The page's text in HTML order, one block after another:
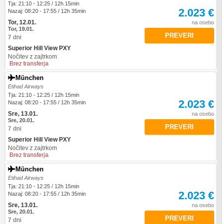
Tja: 21:10 - 12:25 / 12h 15min
Nazaj: 08:20 - 17:55 / 12h 35min
Tor, 12.01.
Tor, 19.01.
7 dni
Superior Hill View PXY
Nočitev z zajtrkom
Brez transferja
2.023 €
na osebo
PREVERI
München
Etihad Airways
Tja: 21:10 - 12:25 / 12h 15min
Nazaj: 08:20 - 17:55 / 12h 35min
Sre, 13.01.
Sre, 20.01.
7 dni
Superior Hill View PXY
Nočitev z zajtrkom
Brez transferja
2.023 €
na osebo
PREVERI
München
Etihad Airways
Tja: 21:10 - 12:25 / 12h 15min
Nazaj: 08:20 - 17:55 / 12h 35min
Sre, 13.01.
Sre, 20.01.
7 dni
2.023 €
na osebo
PREVERI